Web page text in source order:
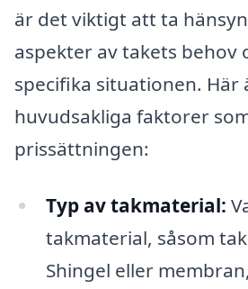
är det viktigt att ta
aspekter av takets behov
specifika situationen. Här
huvudsakliga faktorer
prissättningen:
Typ av takmaterial:
takmaterial, såsom
Shingel eller